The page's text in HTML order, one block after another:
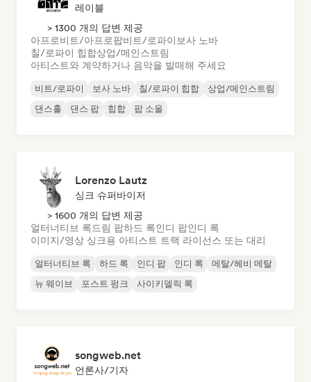
레이블
> 1300 개의 답변 제공
아프로비트/아프로팝비트/로파이 보사 노바
칠/로파이 힙합상업/메인스트림
아티스트와 계약하거나 음악을 발매해 주세요
비트/로파이 보사 노바 칠/로파이 힙합
상업/메인스트림
댄스홀
댄스 팝 힙합 팝 소울
Lorenzo Lautz
싱크 슈퍼바이저
> 1600 개의 답변 제공
얼터너티브 록드림 팝하드 록인디 팝인디 록
이미지/영상 싱크용 아티스트 트랙 라이선스 또는 대리
얼터너티브 록 하드 록 인디 팝 인디 록
메탈/헤비 메탈
뉴 웨이브
포스트 펑크 사이키델릭 록
songweb.net
언론사/기자